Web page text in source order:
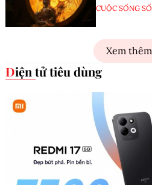
CUỘC SỐNG SỐ
Xem thêm
Điện tử tiêu dùng